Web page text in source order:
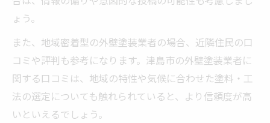
ょう。
また、地域密着型の外壁塗装業者の場合、近隣住民の口
コミや評判も参考になります。津島市の外壁塗装業者に
関する口コミは、地域の特性や気候に合わせた塗料・工
法の選定についても触れられていると、より信頼度が高
いといえるでしょう。